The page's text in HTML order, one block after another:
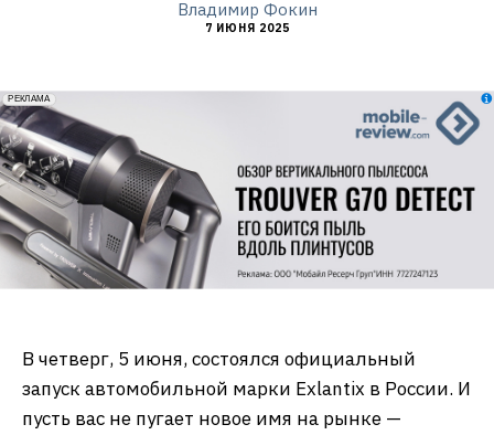
Владимир Фокин
7 ИЮНЯ 2025
erid: 2VfnxxmNzs5
РЕКЛАМА
В четверг, 5 июня, состоялся официальный
запуск автомобильной марки Exlantix в России. И
пусть вас не пугает новое имя на рынке —